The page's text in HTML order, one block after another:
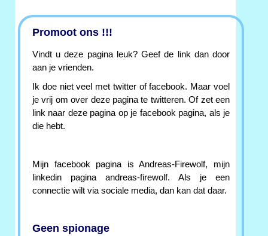
Promoot ons !!!
Vindt u deze pagina leuk? Geef de link dan door
aan je vrienden.
Ik doe niet veel met twitter of facebook. Maar voel
je vrij om over deze pagina te twitteren. Of zet een
link naar deze pagina op je facebook pagina, als je
die hebt.
Mijn facebook pagina is Andreas-Firewolf, mijn
linkedin pagina andreas-firewolf. Als je een
connectie wilt via sociale media, dan kan dat daar.
Geen spionage